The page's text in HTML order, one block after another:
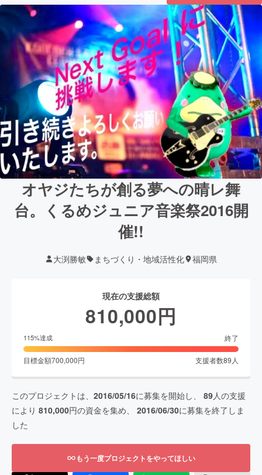
オヤジたちが創る夢への晴レ舞
台。くるめジュニア音楽祭2016開
催!!
大渕勝敏 まちづくり・地域活性化 福岡県
現在の支援総額
810,000円
115%達成 終了
目標金額700,000円 支援者数89 人
このプロジェクトは、 2016/05/16に募集を開始し、 89人の支援
により 810,000円の資金を集め、 2016/06/30に募集を終了しま
した
もう一度プロジェクトをやってほしい